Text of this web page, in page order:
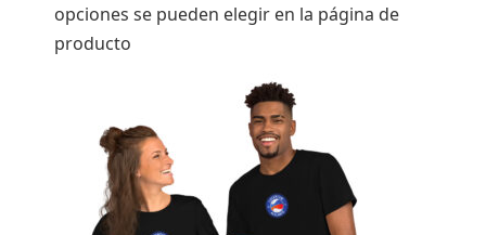
opciones se pueden elegir en la página de
producto